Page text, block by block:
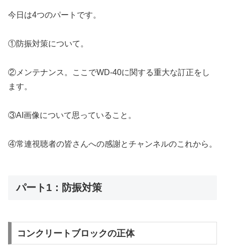
今日は4つのパートです。
①防振対策について。
②メンテナンス。ここでWD-40に関する重大な訂正をし
ます。
③AI画像について思っていること。
④常連視聴者の皆さんへの感謝とチャンネルのこれから。
パート1：防振対策
コンクリートブロックの正体